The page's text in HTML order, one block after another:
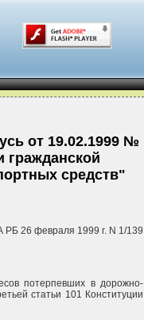
от 19.02.1999 №
гражданской
средств"
РБ 26 февраля 1999 г. N 1/139
потерпевших в дорожно-
статьи 101 Конституции